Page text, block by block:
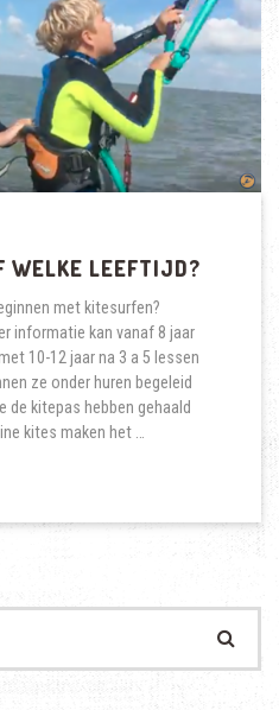
WELKE LEEFTIJD?
met kitesurfen?
informatie kan vanaf 8 jaar
10-12 jaar na 3 a 5 lessen
ze onder huren begeleid
de kitepas hebben gehaald
kites maken het …